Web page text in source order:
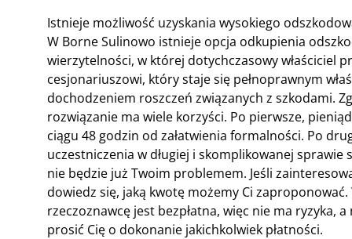
Istnieje możliwość uzyskania wysokiego
W Borne Sulinowo istnieje opcja odkupienia
wierzytelności, w której dotychczasowy właściciel
cesjonariuszowi, który staje się pełnoprawnym
dochodzeniem roszczeń związanych z szkodami.
rozwiązanie ma wiele korzyści. Po pierwsze,
ciągu 48 godzin od załatwienia formalności. Po
uczestniczenia w długiej i skomplikowanej
nie będzie już Twoim problemem. Jeśli
dowiedz się, jaką kwotę możemy Ci
rzeczoznawcę jest bezpłatna, więc nie ma ryzyka,
prosić Cię o dokonanie jakichkolwiek płatności.